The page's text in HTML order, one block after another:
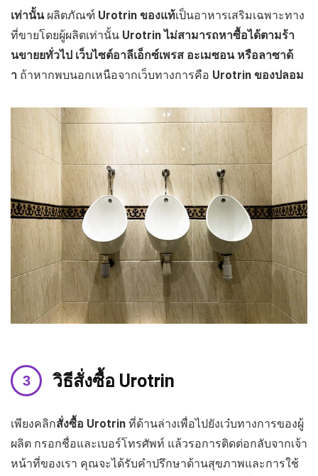
เท่านั้น ผลิตภัณฑ์ Urotrin ของแท้เป็นอาหารเสริมเฉพาะทาง
ที่ขายโดยผู้ผลิตเท่านั้น Urotrinไม่สามารถหาซื้อได้ตามร้า
นขายยทั่วไป เว็บไซต์อาลีเอ็กซ์เพรส อะเมซอน หรือลาซาด้
า ถ้าหากพบนอกเหนือจากเว็บทางการคือ Urotrin ของปลอม
วิธีสั่งซื้อ Urotrin
เพียงคลิกสั่งซื้อ Urotrin ที่ด้านล่างเพื่อไปยังเว๋บทางการของผู้
ผลิต กรอกชื่อและเบอร์โทรศัพท์ แล้วรอการติดต่อกลับจากเจ้า
หน้าที่ของเรา คุณจะได้รับคำปรึกษาด้านสุขภาพและการใช้